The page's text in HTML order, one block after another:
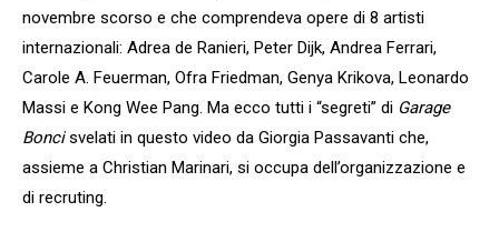
novembre scorso e che comprendeva opere di 8 artisti
internazionali: Adrea de Ranieri, Peter Dijk, Andrea Ferrari,
Carole A. Feuerman, Ofra Friedman, Genya Krikova, Leonardo
Massi e Kong Wee Pang. Ma ecco tutti i “segreti” di Garage
Boncisvelati in questo video da Giorgia Passavanti che,
assieme a Christian Marinari, si occupa dell’organizzazione e
di recruting.